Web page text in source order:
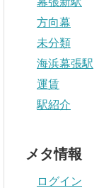
方向幕
未分類
海浜幕張駅
運賃
駅紹介
メタ情報
ログイン